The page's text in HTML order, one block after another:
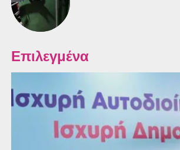
Επιλεγμένα